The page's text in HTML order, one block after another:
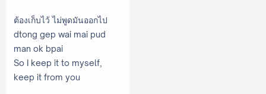
ต้องเก็บไว้ ไม่พูดมันออกไป
dtong gep wai mai pud
man ok bpai
So I keep it to myself,
keep it from you